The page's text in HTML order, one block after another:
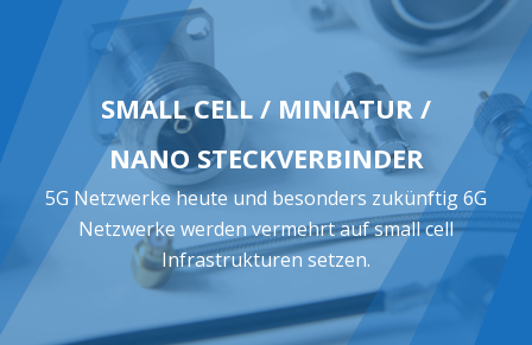
SMALL CELL / MINIATUR /
NANO STECKVERBINDER
5G Netzwerke heute und besonders zukünftig 6G
Netzwerke werden vermehrt auf small cell
Infrastrukturen setzen.